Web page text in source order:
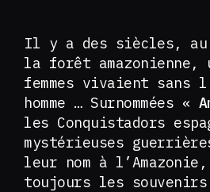
Il y a des siècles,
la forêt amazonienne,
femmes vivaient sans
homme … Surnommées «
les Conquistadors
mystérieuses
leur nom à
toujours les